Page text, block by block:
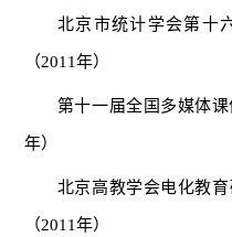
北京市统计学会第十
（2011年）
第十一届全国多媒体
年）
北京高教学会电化教
（2011年）